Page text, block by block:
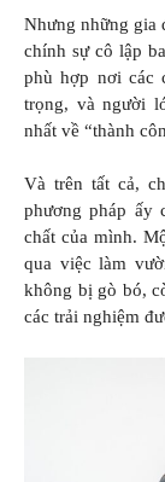
Nhưng những gia
chính sự cô lập
phù hợp nơi các
trọng, và người
nhất về “thành
Và trên tất cả,
phương pháp ấy
chất của mình.
qua việc làm
không bị gò bó,
các trải nghiệm